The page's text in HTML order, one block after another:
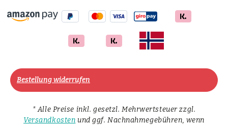
Bestellung widerrufen
* Alle Preise inkl. gesetzl. Mehrwertsteuer zzgl.
Versandkosten und ggf. Nachnahmegebühren, wenn